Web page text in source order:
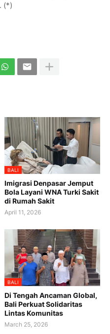
(*)
BALI
Imigrasi Denpasar Jemput
Bola Layani WNA Turki Sakit
di Rumah Sakit
April 11, 2026
BALI
Di Tengah Ancaman Global,
Bali Perkuat Solidaritas
Lintas Komunitas
March 25, 2026